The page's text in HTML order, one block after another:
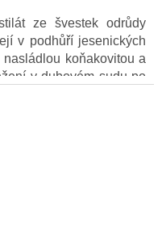
ze švestek odrůdy
v podhůří jesenických
koňakovitou a
v dubovém sudu po